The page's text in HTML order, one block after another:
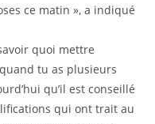
ce matin », a indiqué
quoi mettre
tu as plusieurs
qu’il est conseillé
qui ont trait au